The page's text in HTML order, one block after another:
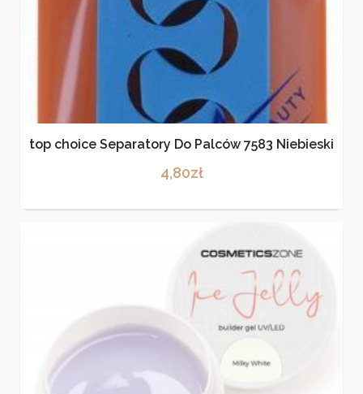
top choice Separatory Do Palców 7583 Niebieski
4,80zł